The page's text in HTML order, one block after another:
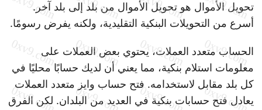
تحويل الأموال هو تحويل الأموال من بلد إلى بلد آخر.
أسرع من التحويلات البنكية التقليدية، ولكنه يفرض رسومًا.
الحساب متعدد العملات، يحتوي بعض العملات على
معلومات استلام بنكية، مما يعني أن لديك حسابًا محليًا في
كل بلد مقابل لاستخدامه. فتح حساب وايز متعدد العملات
يعادل فتح حسابات بنكية في العديد من البلدان. لكن الفرق